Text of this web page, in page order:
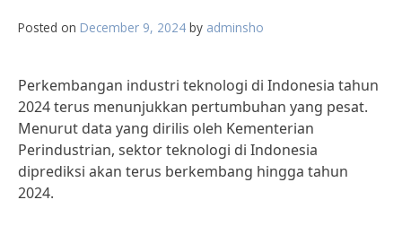
Posted on December 9, 2024 by adminsho
Perkembangan industri teknologi di Indonesia tahun
2024 terus menunjukkan pertumbuhan yang pesat.
Menurut data yang dirilis oleh Kementerian
Perindustrian, sektor teknologi di Indonesia
diprediksi akan terus berkembang hingga tahun
2024.